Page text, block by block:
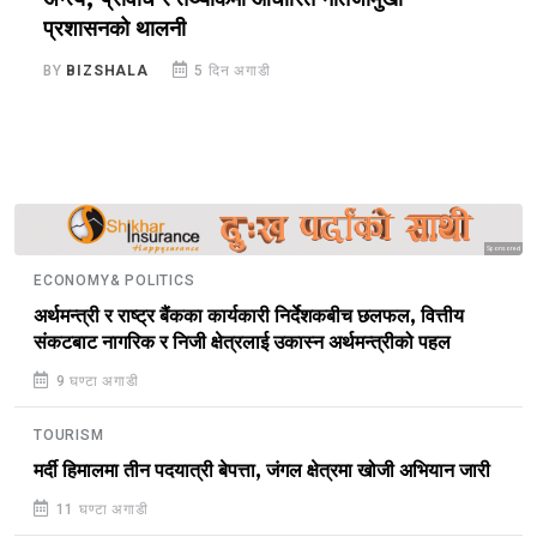
प्रशासनको थालनी
BY BIZSHALA 5 दिन अगाडी
Sponsored
ECONOMY& POLITICS
अर्थमन्त्री र राष्ट्र बैंकका कार्यकारी निर्देशकबीच छलफल, वित्तीय
संकटबाट नागरिक र निजी क्षेत्रलाई उकास्न अर्थमन्त्रीको पहल
9 घण्टा अगाडी
TOURISM
मर्दी हिमालमा तीन पदयात्री बेपत्ता, जंगल क्षेत्रमा खोजी अभियान जारी
11 घण्टा अगाडी